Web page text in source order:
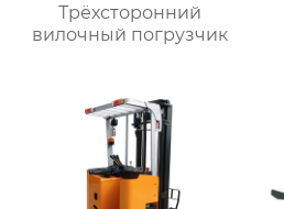
Трёхсторонний
вилочный погрузчик